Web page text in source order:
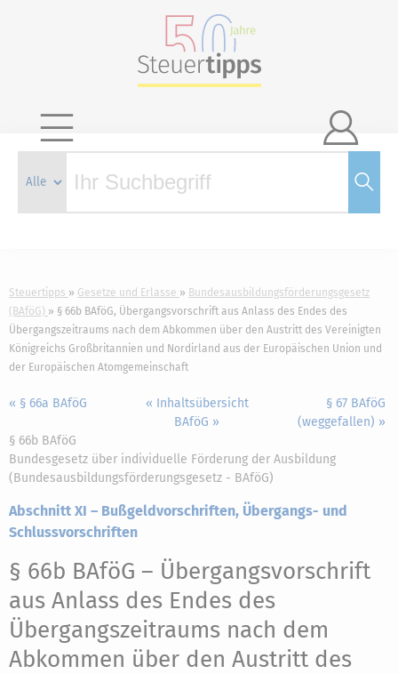

Steuertipps Gesetze und Erlasse
Bundesausbildungsförderungsgesetz
(BAföG)
§ 66b BAföG, Übergangsvorschrift aus Anlass des Endes des
Übergangszeitraums nach dem Abkommen über den Austritt des Vereinigten
Königreichs Großbritannien und Nordirland aus der Europäischen Union und
der Europäischen Atomgemeinschaft
« § 66a BAföG
« Inhaltsübersicht
BAföG »
§ 67 BAföG
(weggefallen) »
§ 66b BAföG
Bundesgesetz über individuelle Förderung der Ausbildung
(Bundesausbildungsförderungsgesetz - BAföG)
Abschnitt XI – Bußgeldvorschriften, Übergangs- und
Schlussvorschriften
§ 66b BAföG – Übergangsvorschrift
aus Anlass des Endes des
Übergangszeitraums nach dem
Abkommen über den Austritt des